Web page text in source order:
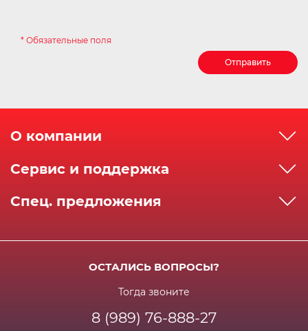
* Обязательные поля
Отправить
О компании
Сервисный центр
Сервис и поддержка
Доставка
Возрат и гарантия
Спец. предложения
Часто задаваемые вопросы
ОСТАЛИСЬ ВОПРОСЫ?
Тогда звоните
8 (989) 76-888-27